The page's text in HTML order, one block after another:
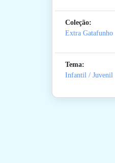
Coleção:
Extra Gatafunho
Tema:
Infantil / Juvenil